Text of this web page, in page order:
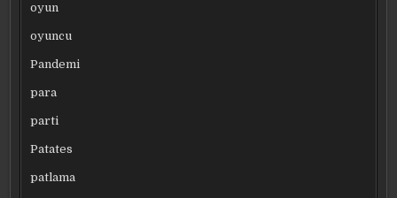
oyun
oyuncu
Pandemi
para
parti
Patates
patlama